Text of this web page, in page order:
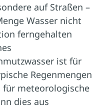
auf Straßen –
Wasser nicht
ferngehalten
ist für
Regenmengen
meteorologische
dies aus